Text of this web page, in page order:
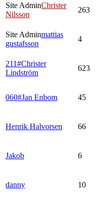
Site AdminChrister
Nilsson
263
Site Adminmattias
gustafsson
4
211#Christer
Lindström
623
060#Jan Enbom 45
Henrik Halvorsen 66
Jakob 6
danny 10